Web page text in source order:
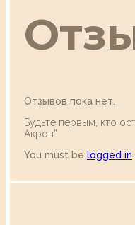
Отзывов пока нет.
Будьте первым, кто
Акрон”
You must be logged in